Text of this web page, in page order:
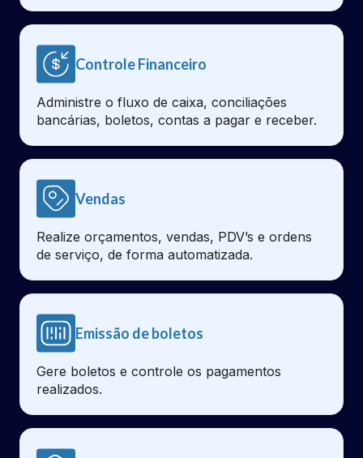
Controle Financeiro
Administre o fluxo de caixa, conciliações
bancárias, boletos, contas a pagar e receber.
Vendas
Realize orçamentos, vendas, PDV’s e ordens
de serviço, de forma automatizada.
Emissão de boletos
Gere boletos e controle os pagamentos
realizados.